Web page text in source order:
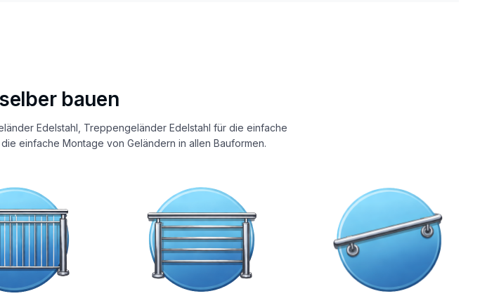
bauen
Edelstahl, Treppengeländer Edelstahl für die einfache
einfache Montage von Geländern in allen Bauformen.